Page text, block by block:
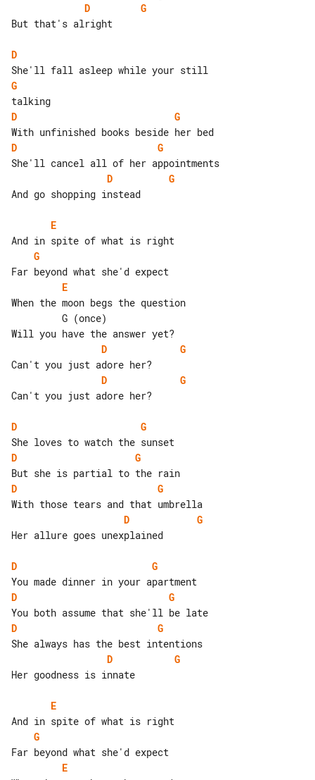
D
G
But that's alright
D
G
D
G
D
G
D
G
And go shopping instead
E
G
E
When the moon begs the question
D
G
D
G
Can't you just adore her?
D
G
D
G
D
G
D
G
Her allure goes unexplained
D
G
D
G
D
G
D
G
Her goodness is innate
E
G
E